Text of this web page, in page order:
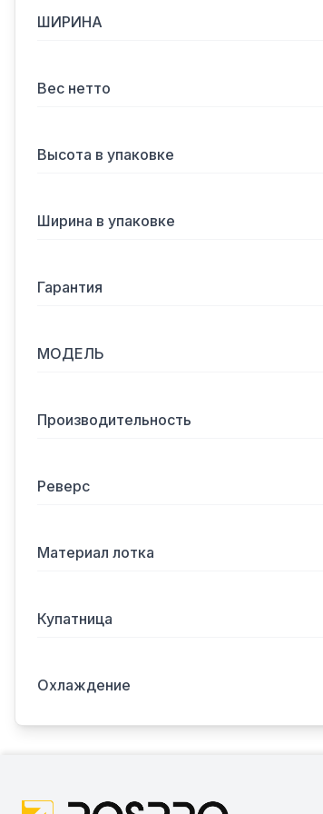
ШИРИНА
Вес нетто
Высота в упаковке
Ширина в упаковке
Гарантия
МОДЕЛЬ
Производительность
Реверс
Материал лотка
Купатница
Охлаждение